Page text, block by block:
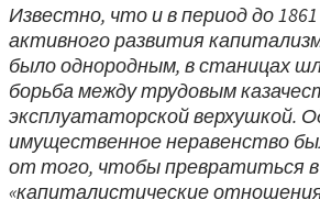
Известно, что и в период до
активного развития
было однородным, в станицах
борьба между трудовым
эксплуататорской верхушкой.
имущественное неравенство
от того, чтобы превратиться в
«капиталистические